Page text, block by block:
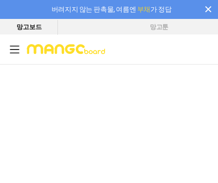
버려지지 않는 판촉물, 여름엔 부채가 정답
필요한 만큼 충전하고 끊김 없이 작업하세요! 새로워진 AI 부스터 요금제
망고보드 망고툰